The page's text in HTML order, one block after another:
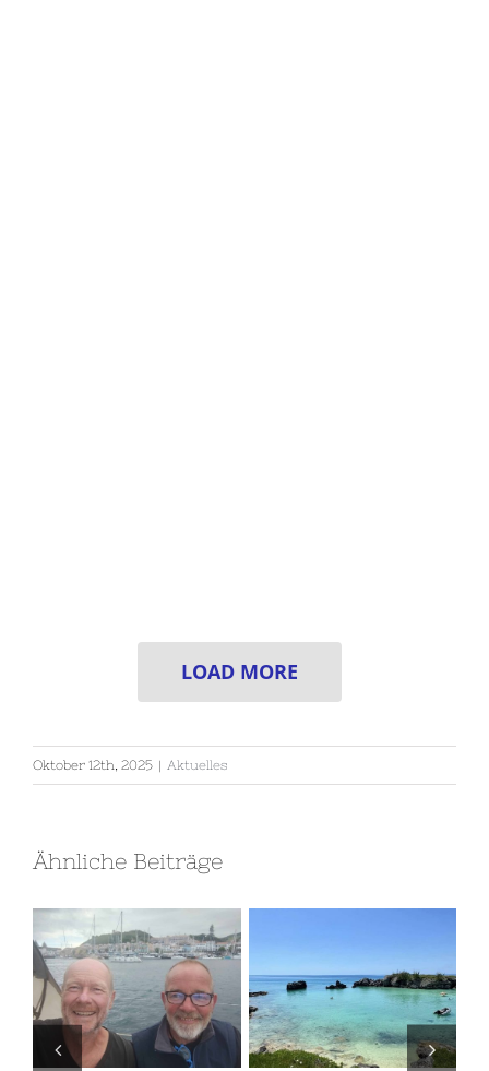
LOAD MORE
Oktober 12th, 2025 | Aktuelles
Ähnliche Beiträge